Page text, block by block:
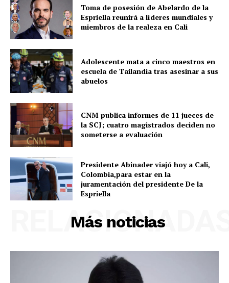
Toma de posesión de Abelardo de la
Espriella reunirá a líderes mundiales y
miembros de la realeza en Cali
Adolescente mata a cinco maestros en
escuela de Tailandia tras asesinar a sus
abuelos
CNM publica informes de 11 jueces de
la SCJ; cuatro magistrados deciden no
someterse a evaluación
Presidente Abinader viajó hoy a Cali,
Colombia,para estar en la
juramentación del presidente De la
Espriella
Más noticias